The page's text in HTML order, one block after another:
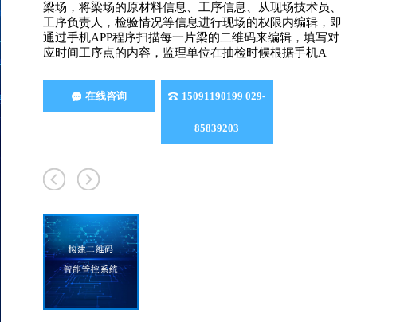
梁场，将梁场的原材料信息、工序信息、从现场技术员、
工序负责人，检验情况等信息进行现场的权限内编辑，即
通过手机APP程序扫描每一片梁的二维码来编辑，填写对
应时间工序点的内容，监理单位在抽检时候根据手机A
在线咨询 15091190199 029-
85839203